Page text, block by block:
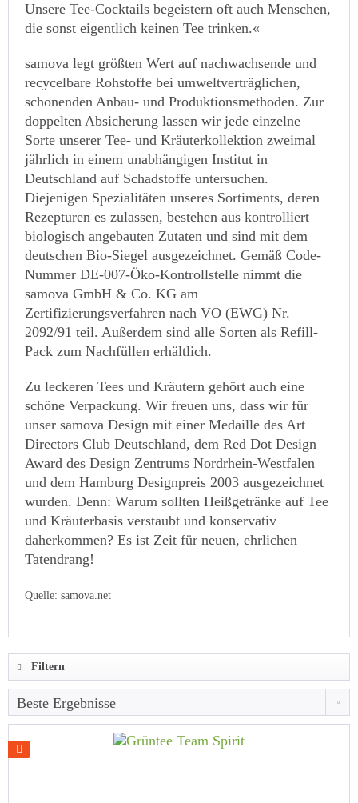
Unsere Tee-Cocktails begeistern oft auch Menschen,
die sonst eigentlich keinen Tee trinken.«
samova legt größten Wert auf nachwachsende und
recycelbare Rohstoffe bei umweltverträglichen,
schonenden Anbau- und Produktionsmethoden. Zur
doppelten Absicherung lassen wir jede einzelne
Sorte unserer Tee- und Kräuterkollektion zweimal
jährlich in einem unabhängigen Institut in
Deutschland auf Schadstoffe untersuchen.
Diejenigen Spezialitäten unseres Sortiments, deren
Rezepturen es zulassen, bestehen aus kontrolliert
biologisch angebauten Zutaten und sind mit dem
deutschen Bio-Siegel ausgezeichnet. Gemäß Code-
Nummer DE-007-Öko-Kontrollstelle nimmt die
samova GmbH & Co. KG am
Zertifizierungsverfahren nach VO (EWG) Nr.
2092/91 teil. Außerdem sind alle Sorten als Refill-
Pack zum Nachfüllen erhältlich.
Zu leckeren Tees und Kräutern gehört auch eine
schöne Verpackung. Wir freuen uns, dass wir für
unser samova Design mit einer Medaille des Art
Directors Club Deutschland, dem Red Dot Design
Award des Design Zentrums Nordrhein-Westfalen
und dem Hamburg Designpreis 2003 ausgezeichnet
wurden. Denn: Warum sollten Heißgetränke auf Tee
und Kräuterbasis verstaubt und konservativ
daherkommen? Es ist Zeit für neuen, ehrlichen
Tatendrang!
Quelle: samova.net
Filtern